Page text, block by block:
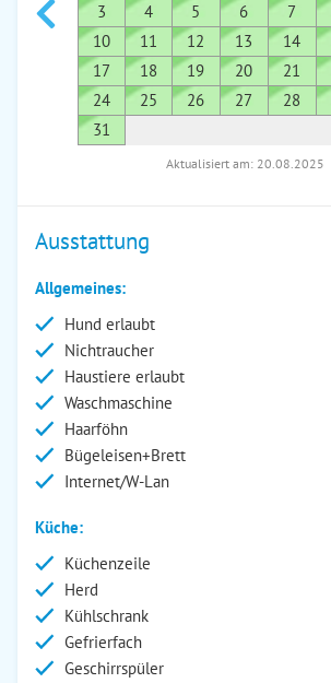
3
4 5 6 7
10
11 12 13 14
17
18 19 20 21
24
25 26 27 28
31
Aktualisiert am: 20.08.2025
Ausstattung
Allgemeines:
Hund erlaubt
Nichtraucher
Haustiere erlaubt
Waschmaschine
Haarföhn
Bügeleisen+Brett
Internet/W-Lan
Küche:
Küchenzeile
Herd
Kühlschrank
Gefrierfach
Geschirrspüler